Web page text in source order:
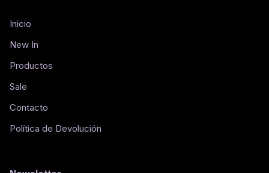
Inicio
New In
Productos
Sale
Contacto
Política de Devolución